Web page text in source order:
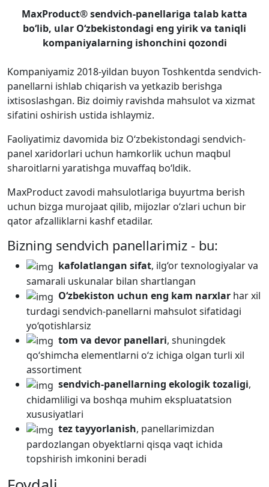
MaxProduct® sendvich-panellariga talab katta
bo‘lib, ular O‘zbekistondagi eng yirik va taniqli
kompaniyalarning ishonchini qozondi
Kompaniyamiz 2018-yildan buyon Toshkentda sendvich-
panellarni ishlab chiqarish va yetkazib berishga
ixtisoslashgan. Biz doimiy ravishda mahsulot va xizmat
sifatini oshirish ustida ishlaymiz.
Faoliyatimiz davomida biz O‘zbekistondagi sendvich-
panel xaridorlari uchun hamkorlik uchun maqbul
sharoitlarni yaratishga muvaffaq bo‘ldik.
MaxProduct zavodi mahsulotlariga buyurtma berish
uchun bizga murojaat qilib, mijozlar o‘zlari uchun bir
qator afzalliklarni kashf etadilar.
Bizning sendvich panellarimiz - bu:
kafolatlangan sifat, ilg‘or texnologiyalar va
samarali uskunalar bilan shartlangan
O‘zbekiston uchun eng kam narxlar har xil
turdagi sendvich-panellarni mahsulot sifatidagi
yo‘qotishlarsiz
tom va devor panellari, shuningdek
qo‘shimcha elementlarni o‘z ichiga olgan turli xil
assortiment
sendvich-panellarning ekologik tozaligi,
chidamliligi va boshqa muhim ekspluatatsion
xususiyatlari
tez tayyorlanish, panellarimizdan
pardozlangan obyektlarni qisqa vaqt ichida
topshirish imkonini beradi